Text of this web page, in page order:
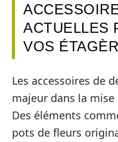
ACTUELLES
VOS
Les accessoires de
majeur dans la
Des éléments
pots de fleurs